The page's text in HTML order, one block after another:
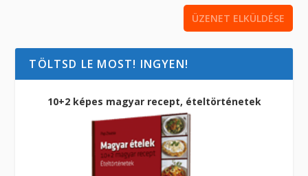
TÖLTSD LE MOST! INGYEN!
10+2 képes magyar recept, ételtörténetek